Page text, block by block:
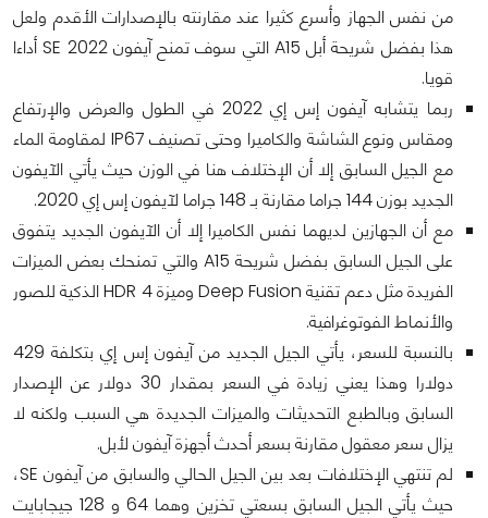
من نفس الجهاز وأسرع كثيرا عند مقارنته بالإصدارات الأقدم ولعل
هذا بفضل شريحة أبل A15 التي سوف تمنح آيفون SE 2022 أداءا
قويا.
ربما يتشابه آيفون إس إي 2022 في الطول والعرض والإرتفاع
ومقاس ونوع الشاشة والكاميرا وحتى تصنيف IP67 لمقاومة الماء
مع الجيل السابق إلا أن الإختلاف هنا في الوزن حيث يأتي الآيفون
الجديد بوزن 144 جراما مقارنة بـ 148 جراما لآيفون إس إي 2020.
مع أن الجهازين لديهما نفس الكاميرا إلا أن الآيفون الجديد يتفوق
على الجيل السابق بفضل شريحة A15 والتي تمنحك بعض الميزات
الفريدة مثل دعم تقنية Deep Fusion وميزة HDR 4 الذكية للصور
والأنماط الفوتوغرافية.
بالنسبة للسعر، يأتي الجيل الجديد من آيفون إس إي بتكلفة 429
دولارا وهذا يعني زيادة في السعر بمقدار 30 دولار عن الإصدار
السابق وبالطبع التحديثات والميزات الجديدة هي السبب ولكنه لا
يزال سعر معقول مقارنة بسعر أحدث أجهزة آيفون لأبل.
لم تنتهي الإختلافات بعد بين الجيل الحالي والسابق من آيفون SE،
حيث يأتي الجيل السابق بسعتي تخزين وهما 64 و 128 جيجابايت